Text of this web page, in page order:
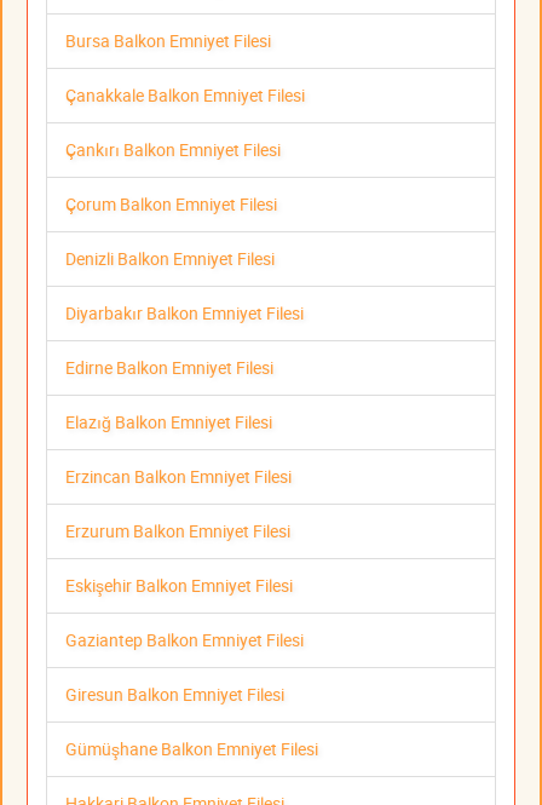
Bursa Balkon Emniyet Filesi
Çanakkale Balkon Emniyet Filesi
Çankırı Balkon Emniyet Filesi
Çorum Balkon Emniyet Filesi
Denizli Balkon Emniyet Filesi
Diyarbakır Balkon Emniyet Filesi
Edirne Balkon Emniyet Filesi
Elazığ Balkon Emniyet Filesi
Erzincan Balkon Emniyet Filesi
Erzurum Balkon Emniyet Filesi
Eskişehir Balkon Emniyet Filesi
Gaziantep Balkon Emniyet Filesi
Giresun Balkon Emniyet Filesi
Gümüşhane Balkon Emniyet Filesi